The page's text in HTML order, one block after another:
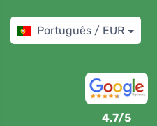
Português / EUR
4,7/5